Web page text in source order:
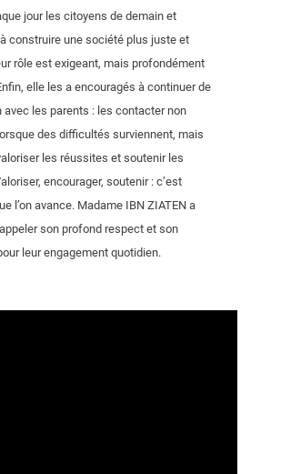
jour les citoyens de demain et
construire une société plus juste et
rôle est exigeant, mais profondément
elle les a encouragés à continuer de
avec les parents : les contacter non
des difficultés surviennent, mais
les réussites et soutenir les
encourager, soutenir : c’est
l’on avance. Madame IBN ZIATEN a
son profond respect et son
leur engagement quotidien.